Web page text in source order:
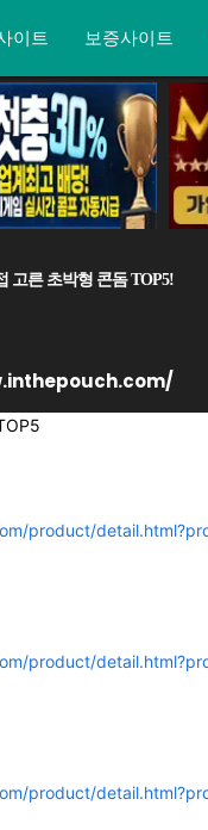
이트 보증사이트
고른 초박형 콘돔 TOP5!
product/
product/
product/